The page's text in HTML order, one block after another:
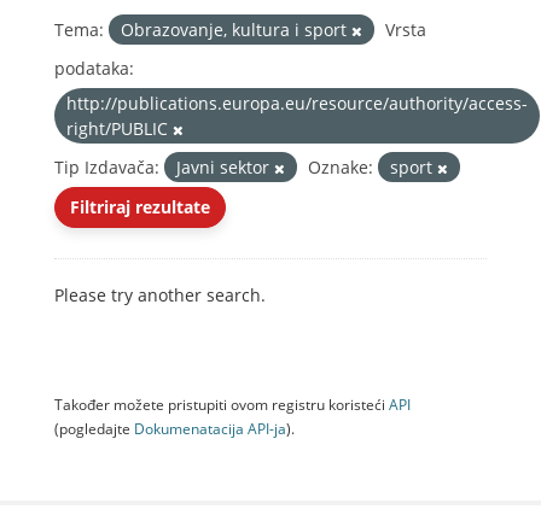
Tema: Obrazovanje, kultura i sport
Vrsta
podataka:
http://publications.europa.eu/resource/authority/access-
right/PUBLIC
Tip Izdavača:
Javni sektor Oznake:
sport
Filtriraj rezultate
Please try another search.
Također možete pristupiti ovom registru koristeći API
(pogledajte Dokumenаtаcijа API-jа).